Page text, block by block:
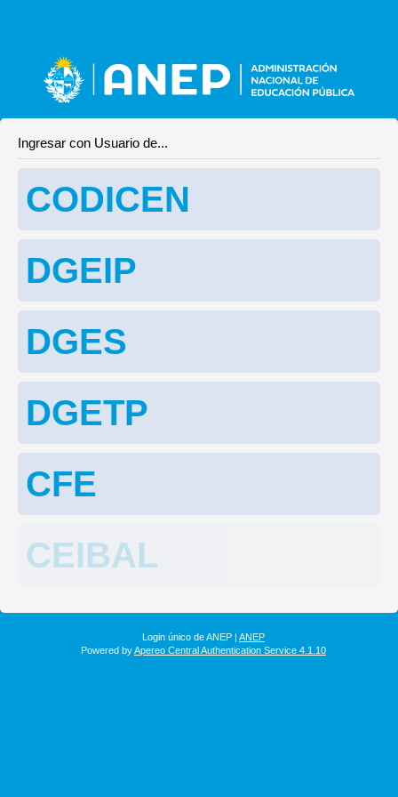
Ingresar con Usuario de...
CODICEN
DGEIP
DGES
DGETP
CFE
CEIBAL
Login único de ANEP | ANEP
Powered byApereo Central Authentication Service 4.1.10